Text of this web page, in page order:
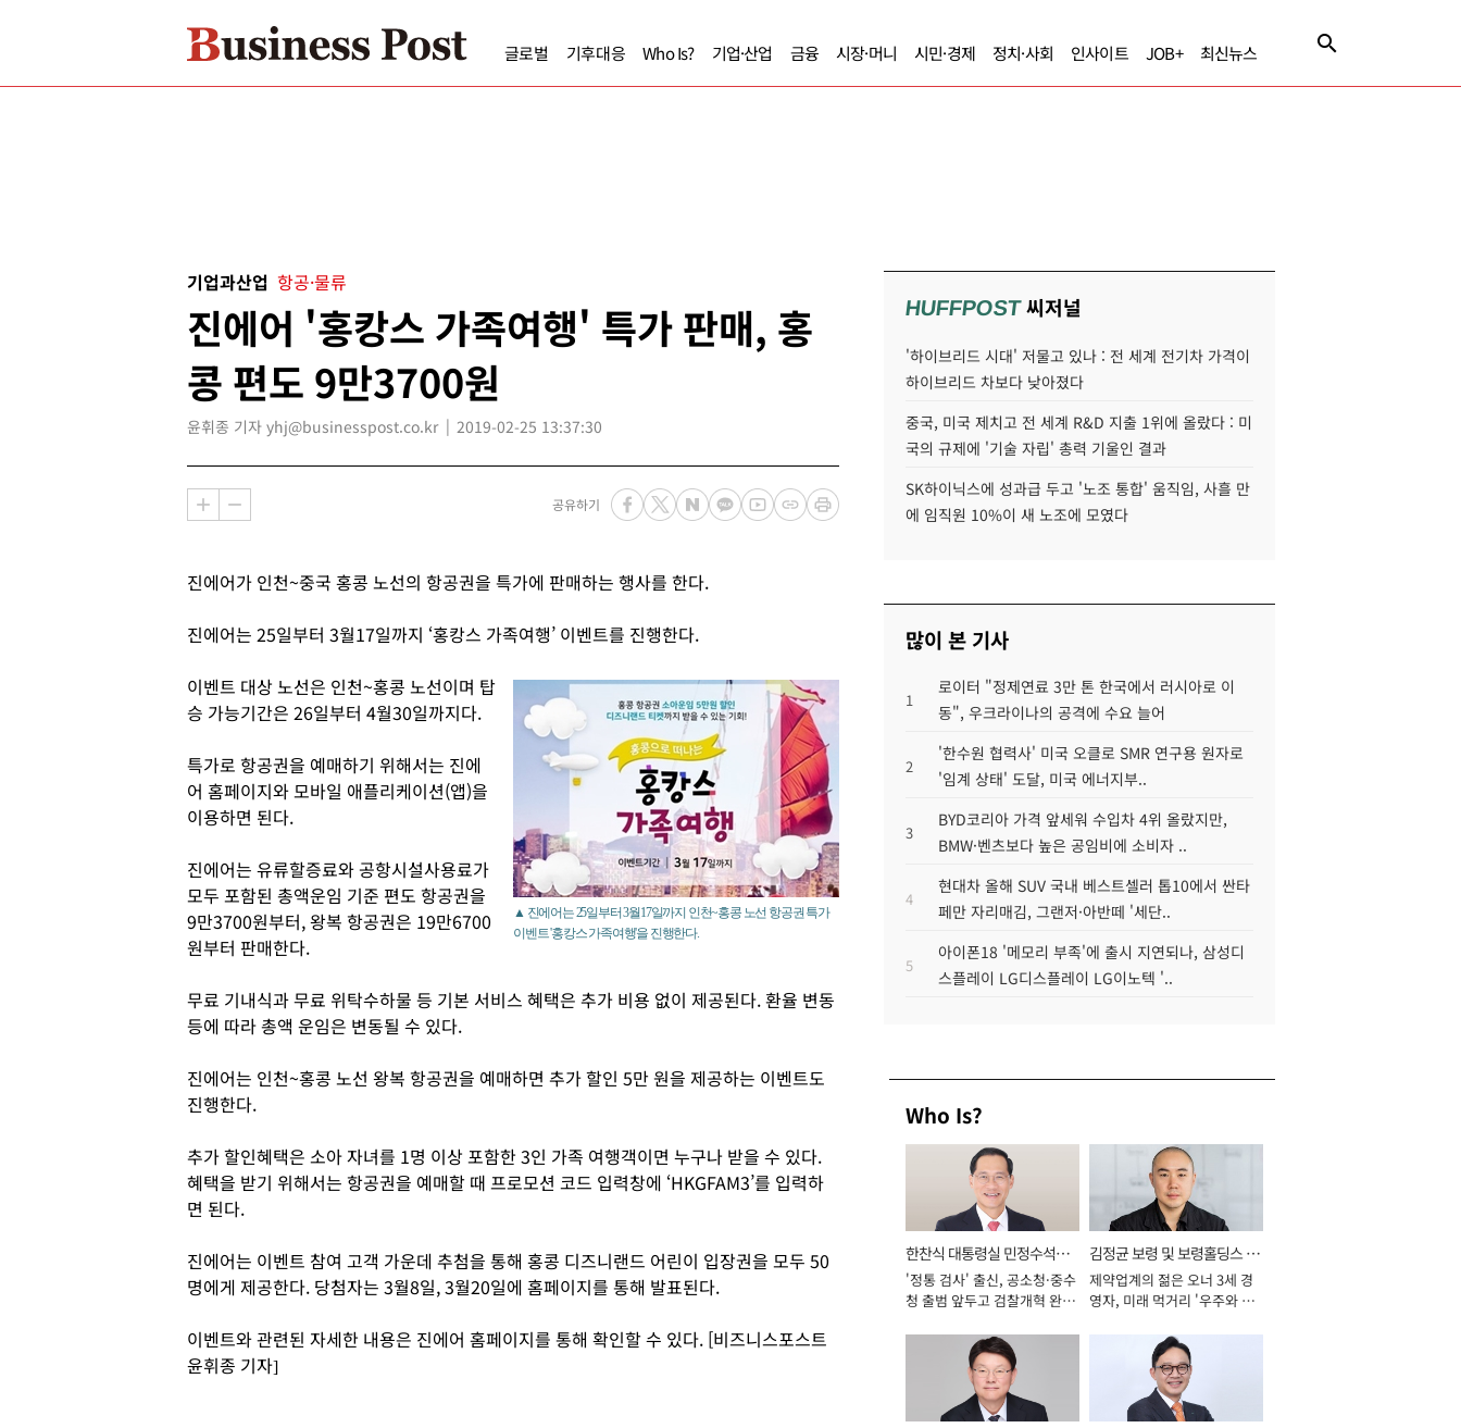
글로벌 기후대응 Who Is? 기업·산업 금융 시장·머니 시민·경제 정치·사회 인사이트 JOB+ 최신뉴스
기업과산업 항공·물류
진에어 '홍캉스 가족여행' 특가 판매, 홍
콩 편도 9만3700원
윤휘종 기자 yhj@businesspost.co.kr 2019-02-25 13:37:30
공유하기
진에어가 인천~중국 홍콩 노선의 항공권을 특가에 판매하는 행사를 한다.
진에어는 25일부터 3월17일까지 ‘홍캉스 가족여행’ 이벤트를 진행한다.
▲ 진에어는 25일부터 3월17일까지 인천~홍콩 노선 항공권 특가
이벤트 '홍캉스 가족여행'을 진행한다.
이벤트 대상 노선은 인천~홍콩 노선이며 탑
승 가능기간은 26일부터 4월30일까지다.
특가로 항공권을 예매하기 위해서는 진에
어 홈페이지와 모바일 애플리케이션(앱)을
이용하면 된다.
진에어는 유류할증료와 공항시설사용료가
모두 포함된 총액운임 기준 편도 항공권을
9만3700원부터, 왕복 항공권은 19만6700
원부터 판매한다.
무료 기내식과 무료 위탁수하물 등 기본 서비스 혜택은 추가 비용 없이 제공된다. 환율 변동
등에 따라 총액 운임은 변동될 수 있다.
진에어는 인천~홍콩 노선 왕복 항공권을 예매하면 추가 할인 5만 원을 제공하는 이벤트도
진행한다.
추가 할인혜택은 소아 자녀를 1명 이상 포함한 3인 가족 여행객이면 누구나 받을 수 있다.
혜택을 받기 위해서는 항공권을 예매할 때 프로모션 코드 입력창에 ‘HKGFAM3’를 입력하
면 된다.
진에어는 이벤트 참여 고객 가운데 추첨을 통해 홍콩 디즈니랜드 어린이 입장권을 모두 50
명에게 제공한다. 당첨자는 3월8일, 3월20일에 홈페이지를 통해 발표된다.
이벤트와 관련된 자세한 내용은 진에어 홈페이지를 통해 확인할 수 있다. [비즈니스포스트
윤휘종 기자]
HUFFPOST씨저널
'하이브리드 시대' 저물고 있나 : 전 세계 전기차 가격이
하이브리드 차보다 낮아졌다
중국, 미국 제치고 전 세계 R&D 지출 1위에 올랐다 : 미
국의 규제에 '기술 자립' 총력 기울인 결과
SK하이닉스에 성과급 두고 '노조 통합' 움직임, 사흘 만
에 임직원 10%이 새 노조에 모였다
많이 본 기사
1
로이터 "정제연료 3만 톤 한국에서 러시아로 이
동", 우크라이나의 공격에 수요 늘어
2
'한수원 협력사' 미국 오클로 SMR 연구용 원자로
'임계 상태' 도달, 미국 에너지부..
3
BYD코리아 가격 앞세워 수입차 4위 올랐지만,
BMW·벤츠보다 높은 공임비에 소비자 ..
4
현대차 올해 SUV 국내 베스트셀러 톱10에서 싼타
페만 자리매김, 그랜저·아반떼 '세단..
5
아이폰18 '메모리 부족'에 출시 지연되나, 삼성디
스플레이 LG디스플레이 LG이노텍 '..
Who Is?
한찬식 대통령실 민정수석비
서관
'정통 검사' 출신, 공소청·중수
청 출범 앞두고 검찰개혁 완수
김정균 보령 및 보령홀딩스 대
표이사 사장
제약업계의 젊은 오너 3세 경
영자, 미래 먹거리 '우주와 헬